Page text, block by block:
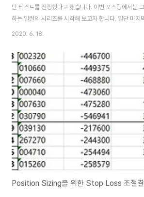
단 테스트를 진행했다고 했습니다. 이번 포스팅에서는
하는 일련의 시리즈를 시작해 보고자 합니다. 일단 마지
의미로 경악스럽기는 하지만, 실전에서 이렇게 좋게 나
지고 와서, 엑셀 파일의 데이터를 Account순으로 내림
다. 먼저 0.5%의 Stop Loss를 했는 결과를 가지고서,
보기 위해서, 일단 각각의 계좌를 가지고서 한번 매도/
아 보도록 합니다. 그리고 나서 위 스크린샷에서 볼 수
매도..
2020. 6. 18.
Position Sizing을 위한 Stop Loss 조절